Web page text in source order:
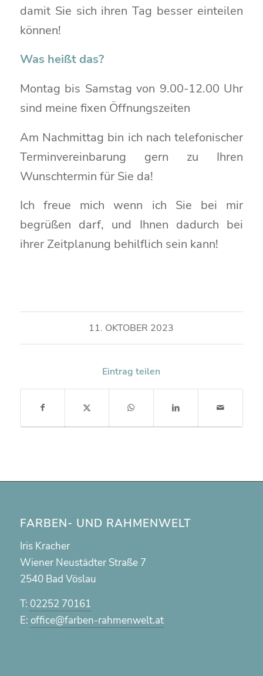
damit Sie sich ihren Tag besser einteilen
können!
Was heißt das?
Montag bis Samstag von 9.00-12.00 Uhr
sind meine fixen Öffnungszeiten
Am Nachmittag bin ich nach telefonischer
Terminvereinbarung gern zu Ihren
Wunschtermin für Sie da!
Ich freue mich wenn ich Sie bei mir
begrüßen darf, und Ihnen dadurch bei
ihrer Zeitplanung behilflich sein kann!
11. OKTOBER 2023
Eintrag teilen
FARBEN- UND RAHMENWELT
Iris Kracher
Wiener Neustädter Straße 7
2540 Bad Vöslau
T: 02252 70161
E: office@farben-rahmenwelt.at